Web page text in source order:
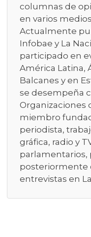
columnas de
en varios
Actualmente
Infobae y La
participado en
América Latina,
Balcanes y en
se desempeña
Organizaciones
miembro
periodista,
gráfica, radio y
parlamentarios,
posteriormente
entrevistas en